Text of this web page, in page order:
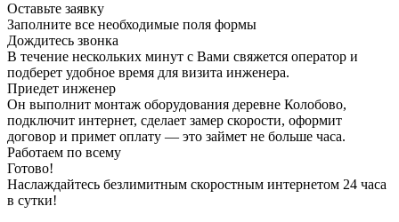
Оставьте заявку
Заполните все необходимые поля формы
Дождитесь звонка
В течение нескольких минут с Вами свяжется оператор и
подберет удобное время для визита инженера.
Приедет инженер
Он выполнит монтаж оборудования деревне Колобово,
подключит интернет, сделает замер скорости, оформит
договор и примет оплату — это займет не больше часа.
Работаем по всему
Готово!
Наслаждайтесь безлимитным скоростным интернетом 24 часа
в сутки!